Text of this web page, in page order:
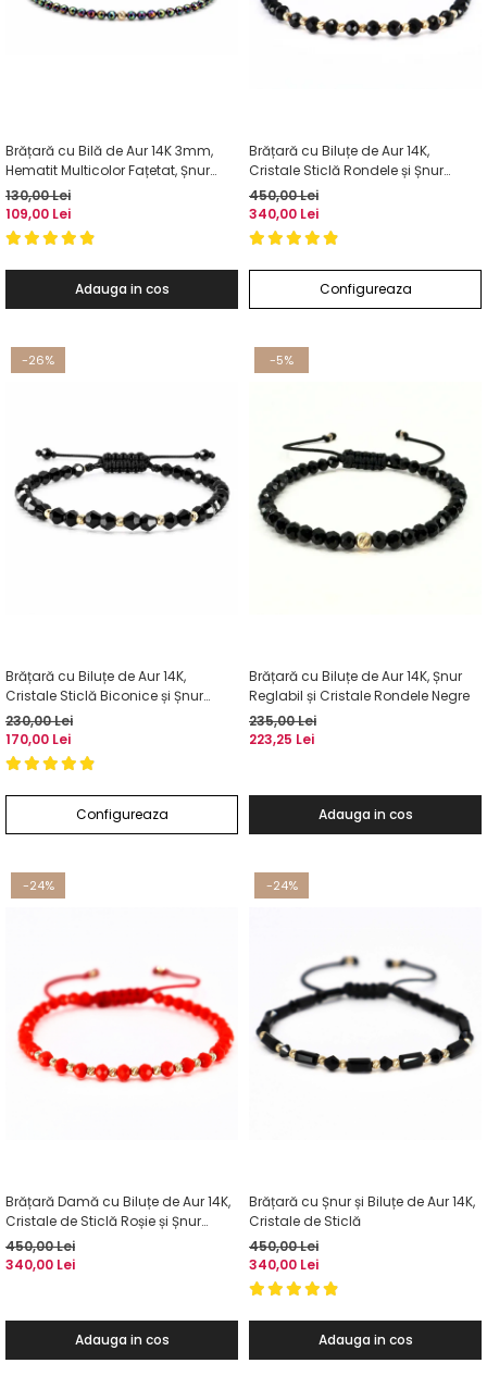
Brățară cu Bilă de Aur 14K 3mm,
Hematit Multicolor Fațetat, Șnur
Reglabil
130,00 Lei
109,00 Lei
Adauga in cos
Brățară cu Biluțe de Aur 14K,
Cristale Sticlă Rondele și Șnur
Reglabil
450,00 Lei
340,00 Lei
Configureaza
-26%
Brățară cu Biluțe de Aur 14K,
Cristale Sticlă Biconice și Șnur
Reglabil
230,00 Lei
170,00 Lei
Configureaza
-5%
Brățară cu Biluțe de Aur 14K, Șnur
Reglabil și Cristale Rondele Negre
235,00 Lei
223,25 Lei
Adauga in cos
-24%
Brățară Damă cu Biluțe de Aur 14K,
Cristale de Sticlă Roșie și Șnur
Reglabil
450,00 Lei
340,00 Lei
Adauga in cos
-24%
Brățară cu Șnur și Biluțe de Aur 14K,
Cristale de Sticlă
450,00 Lei
340,00 Lei
Adauga in cos